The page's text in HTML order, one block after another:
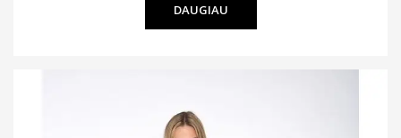
DAUGIAU